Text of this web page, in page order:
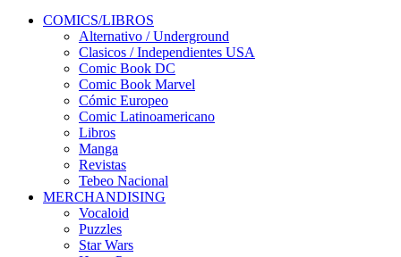
COMICS/LIBROS
Alternativo / Underground
Clasicos / Independientes USA
Comic Book DC
Comic Book Marvel
Cómic Europeo
Comic Latinoamericano
Libros
Manga
Revistas
Tebeo Nacional
MERCHANDISING
Vocaloid
Puzzles
Star Wars